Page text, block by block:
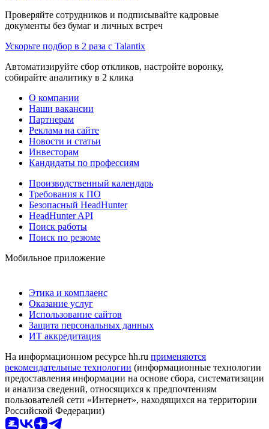
Проверяйте сотрудников и подписывайте кадровые
документы без бумаг и личных встреч
Ускорьте подбор в 2 раза с Talantix
Автоматизируйте сбор откликов, настройте воронку,
собирайте аналитику в 2 клика
О компании
Наши вакансии
Партнерам
Реклама на сайте
Новости и статьи
Инвесторам
Кандидаты по профессиям
Производственный календарь
Требования к ПО
Безопасный HeadHunter
HeadHunter API
Поиск работы
Поиск по резюме
Мобильное приложение
Этика и комплаенс
Оказание услуг
Использование сайтов
Защита персональных данных
ИТ аккредитация
На информационном ресурсе hh.ru применяются
рекомендательные технологии (информационные технологии
предоставления информации на основе сбора, систематизации
и анализа сведений, относящихся к предпочтениям
пользователей сети «Интернет», находящихся на территории
Российской Федерации)